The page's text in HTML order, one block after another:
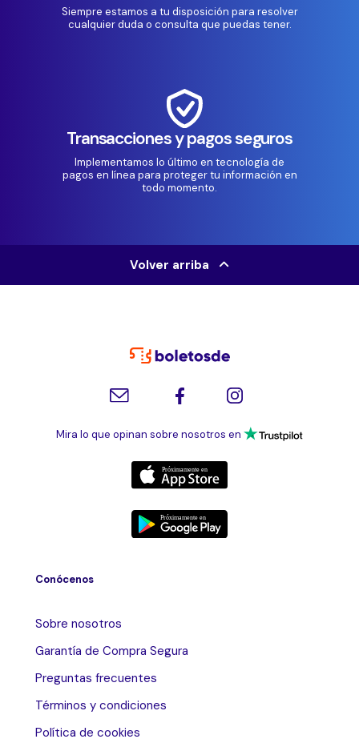
Siempre estamos a tu disposición para resolver
cualquier duda o consulta que puedas tener.
Transacciones y pagos seguros
Implementamos lo último en tecnología de
pagos en línea para proteger tu información en
todo momento.
Volver arriba
Mira lo que opinan sobre nosotros en
Conócenos
Sobre nosotros
Garantía de Compra Segura
Preguntas frecuentes
Términos y condiciones
Política de cookies